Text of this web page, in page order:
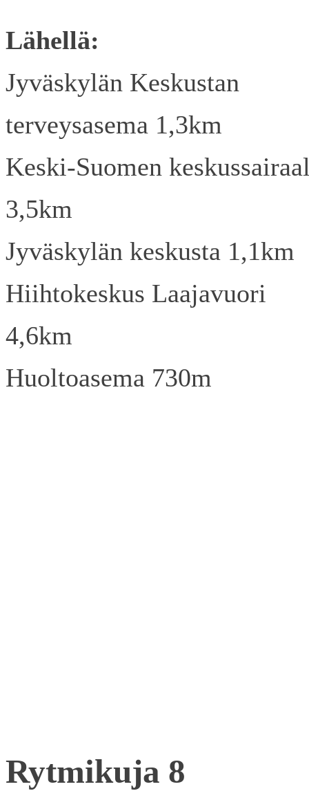
Lähellä:
Jyväskylän Keskustan
terveysasema 1,3km
Keski-Suomen
3,5km
Jyväskylän keskusta 1,1km
Hiihtokeskus Laajavuori
4,6km
Huoltoasema 730m
Rytmikuja 8